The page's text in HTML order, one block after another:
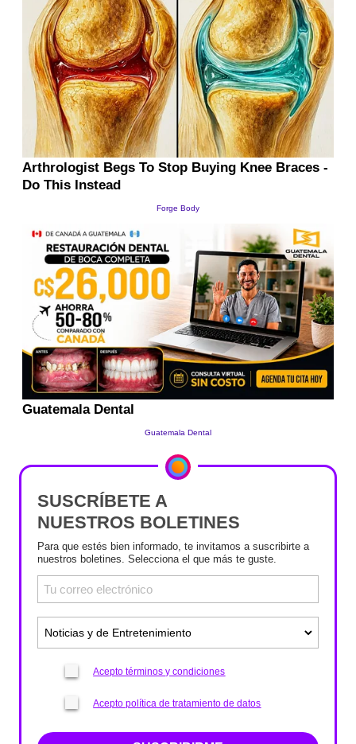
SUSCRÍBETE A
NUESTROS BOLETINES
Para que estés bien informado, te invitamos a suscribirte a
nuestros boletines. Selecciona el que más te guste.
Acepto términos y condiciones
Acepto política de tratamiento de datos